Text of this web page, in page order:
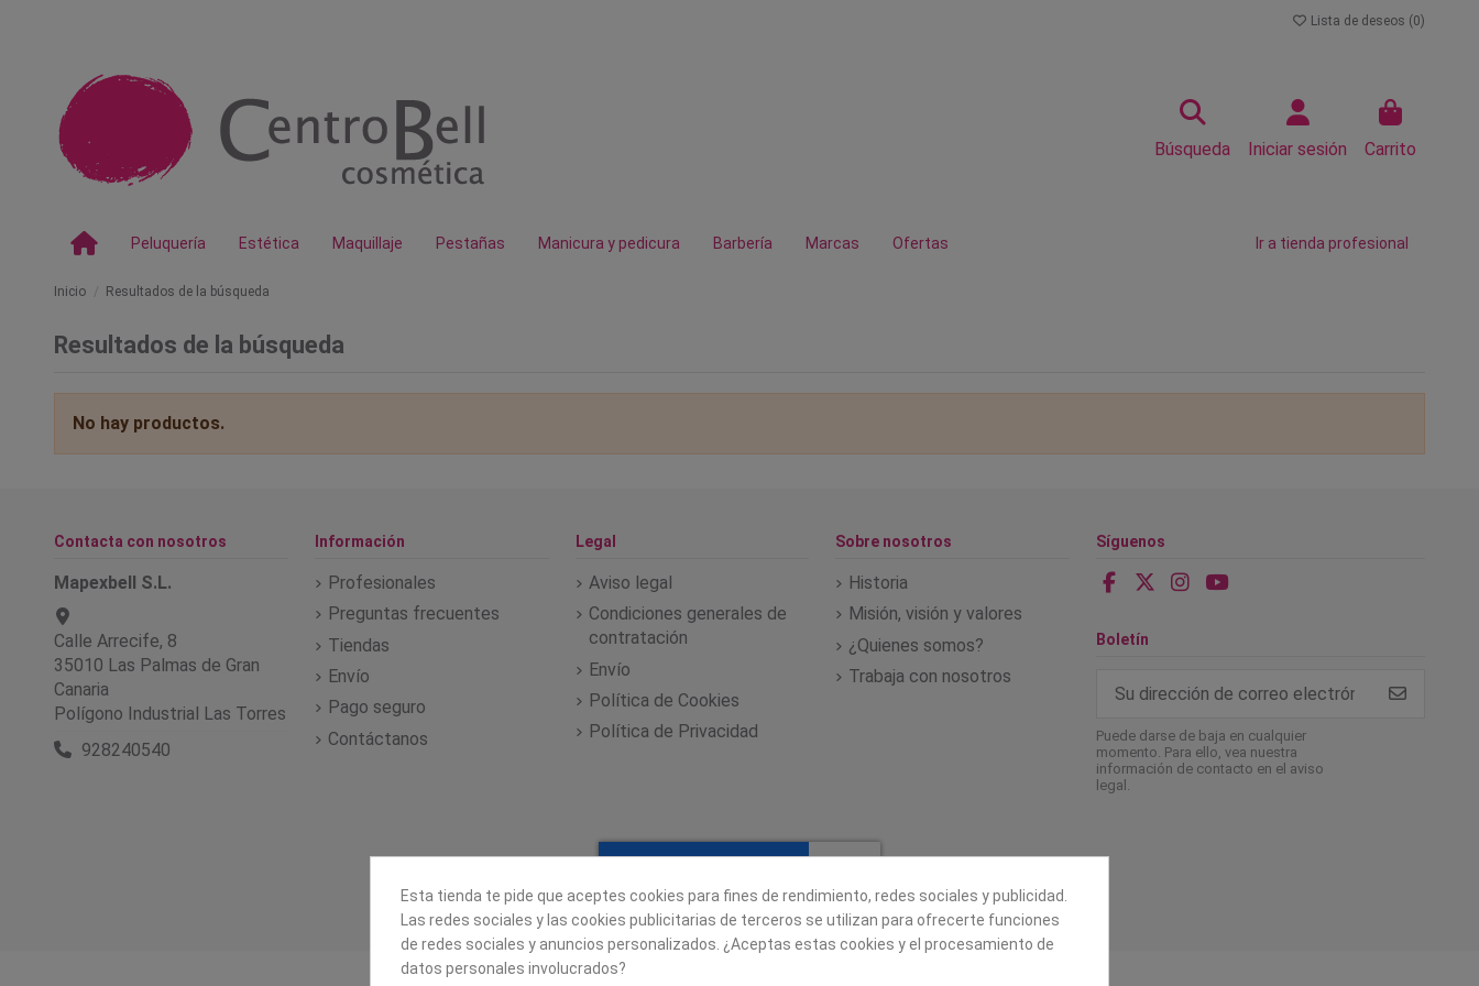
Lista de deseos (0)
Búsqueda Iniciar sesión Carrito
Peluquería Estética Maquillaje Pestañas Manicura y pedicura Barbería Marcas Ofertas Ir a tienda profesional
Inicio Resultados de la búsqueda
Resultados de la búsqueda
No hay productos.
Contacta con nosotros
Mapexbell S.L.
Calle Arrecife, 8
35010 Las Palmas de Gran
Canaria
Polígono Industrial Las Torres
928240540
Información
Profesionales
Preguntas frecuentes
Tiendas
Envío
Pago seguro
Contáctanos
Legal
Aviso legal
Condiciones generales de
contratación
Envío
Política de Cookies
Política de Privacidad
Sobre nosotros
Historia
Misión, visión y valores
¿Quienes somos?
Trabaja con nosotros
Síguenos
Boletín
Puede darse de baja en cualquier
momento. Para ello, vea nuestra
información de contacto en el aviso
legal.
Esta tienda te pide que aceptes cookies para fines de rendimiento, redes sociales y publicidad.
Las redes sociales y las cookies publicitarias de terceros se utilizan para ofrecerte funciones
de redes sociales y anuncios personalizados. ¿Aceptas estas cookies y el procesamiento de
datos personales involucrados?